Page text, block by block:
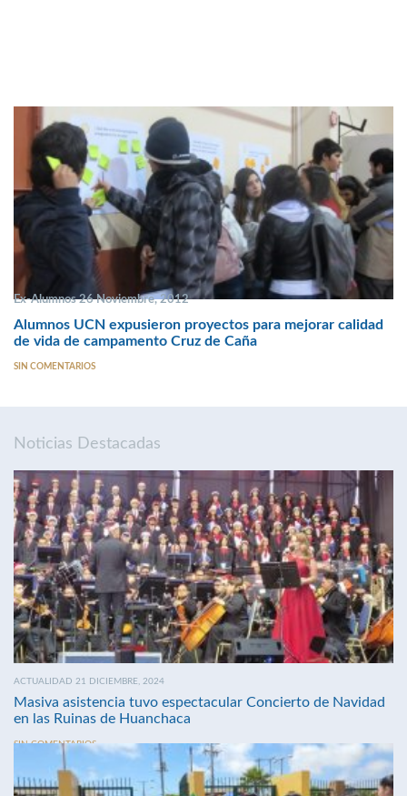
Ex-Alumnos 26 Noviembre, 2012
Alumnos UCN expusieron proyectos para mejorar calidad
de vida de campamento Cruz de Caña
SIN COMENTARIOS
Noticias Destacadas
ACTUALIDAD 21 DICIEMBRE, 2024
Masiva asistencia tuvo espectacular Concierto de Navidad
en las Ruinas de Huanchaca
SIN COMENTARIOS